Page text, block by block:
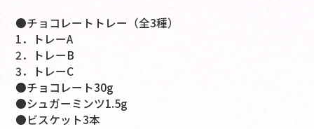
●チョコレートトレー（全3種）
1．トレーA
2．トレーB
3．トレーC
●チョコレート30g
●シュガーミンツ1.5g
●ビスケット3本